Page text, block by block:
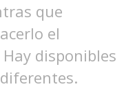
que
el
disponibles